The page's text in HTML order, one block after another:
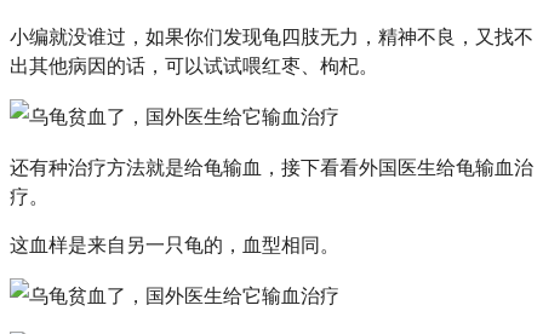
小编就没谁过，如果你们发现龟四肢无力，精神不良，又找不
出其他病因的话，可以试试喂红枣、枸杞。
还有种治疗方法就是给龟输血，接下看看外国医生给龟输血治
疗。
这血样是来自另一只龟的，血型相同。